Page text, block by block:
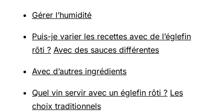
Gérer l’humidité
Puis-je varier les recettes avec de l’églefin
rôti ? Avec des sauces différentes
Avec d’autres ingrédients
Quel vin servir avec un églefin rôti ? Les
choix traditionnels